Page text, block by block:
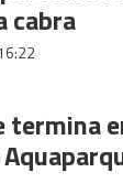
cabra
termina